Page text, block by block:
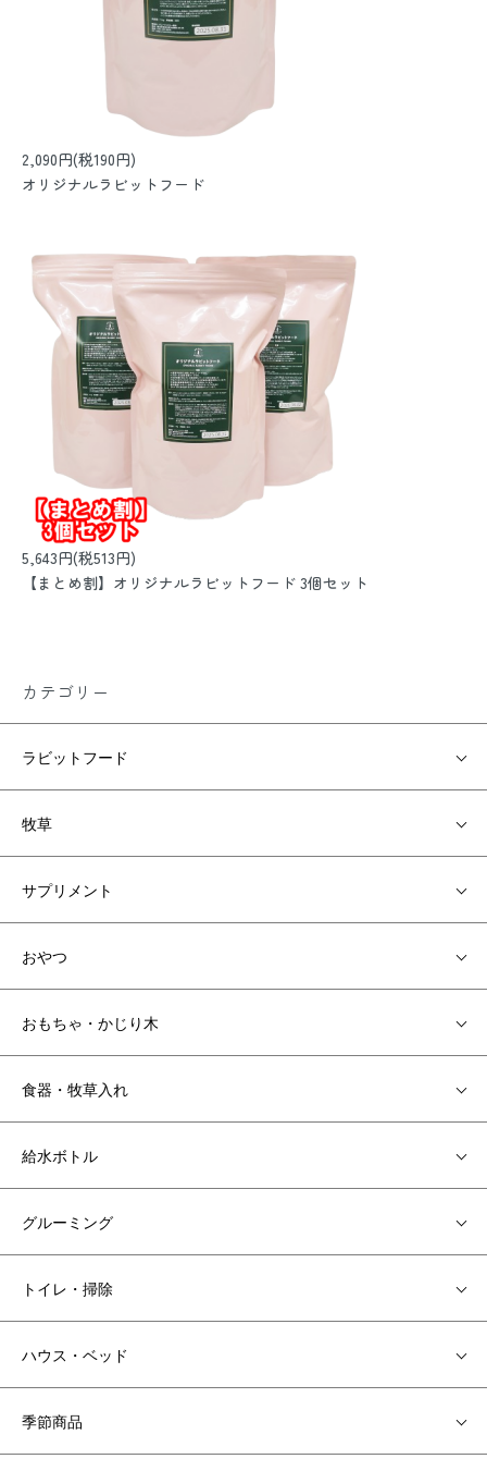
2,090円(税190円)
オリジナルラビットフード
5,643円(税513円)
【まとめ割】オリジナルラビットフード 3個セット
カテゴリー
ラビットフード
牧草
サプリメント
おやつ
おもちゃ・かじり木
食器・牧草入れ
給水ボトル
グルーミング
トイレ・掃除
ハウス・ベッド
季節商品